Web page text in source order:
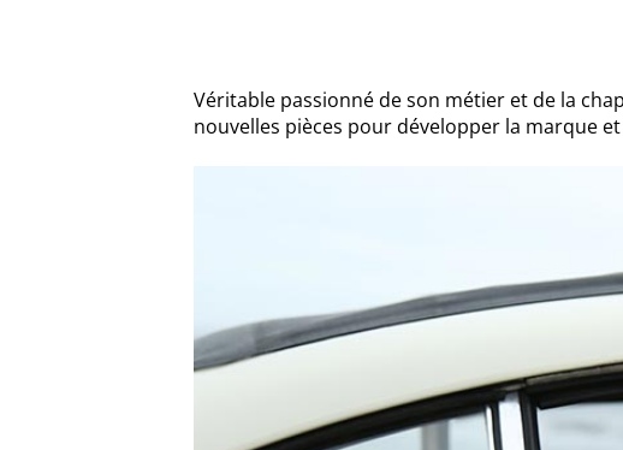
Véritable passionné de son métier et de la
nouvelles pièces pour développer la marque